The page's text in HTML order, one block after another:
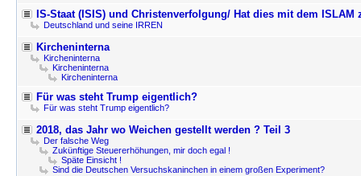
IS-Staat (ISIS) und Christenverfolgung/ Hat dies mit dem ISLAM
Deutschland und seine IRREN
Kircheninterna
Kircheninterna
Kircheninterna
Kircheninterna
Für was steht Trump eigentlich?
Für was steht Trump eigentlich?
2018, das Jahr wo Weichen gestellt werden ? Teil 3
Der falsche Weg
Zukünftige Steuererhöhungen, mir doch egal !
Späte Einsicht !
Sind die Deutschen Versuchskaninchen in einem großen Experiment?